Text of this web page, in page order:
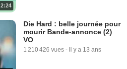
2:24
Die Hard : belle journée pour
mourir Bande-annonce (2)
VO
1 210 426 vues - Il y a 13 ans